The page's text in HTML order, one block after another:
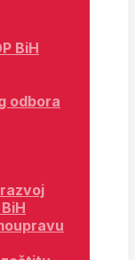
BiH
odbora